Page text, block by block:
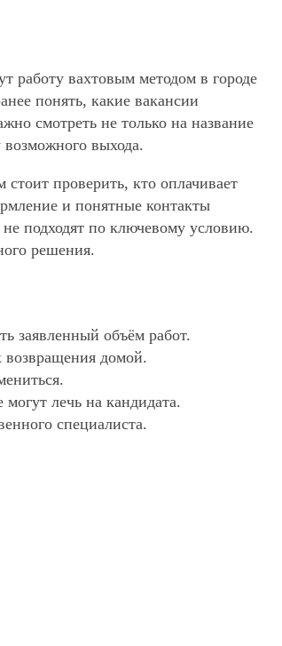
работу вахтовым методом в городе
понять, какие вакансии
смотреть не только на название
выхода.
проверить, кто оплачивает
и понятные контакты
не подходят по ключевому условию.
решения.
заявленный объём работ.
возвращения домой.
лечь на кандидата.
специалиста.